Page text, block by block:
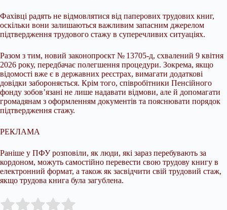
Фахівці радять не відмовлятися від паперових трудових книг,
оскільки вони залишаються важливим запасним джерелом
підтвердження трудового стажу в суперечливих ситуаціях.
Разом з тим, новий законопроєкт № 13705-д, схвалений 9 квітня
2026 року, передбачає полегшення процедури. Зокрема, якщо
відомості вже є в державних реєстрах, вимагати додаткові
довідки забороняється. Крім того, співробітники Пенсійного
фонду зобов’язані не лише надавати відмови, але й допомагати
громадянам з оформленням документів та пояснювати порядок
підтвердження стажу.
РЕКЛАМА
Раніше у ПФУ розповіли, як люди, які зараз перебувають за
кордоном, можуть самостійно перевести свою трудову книгу в
електронний формат, а також як засвідчити свій трудовий стаж,
якщо трудова книга була загублена.
Rate this item: